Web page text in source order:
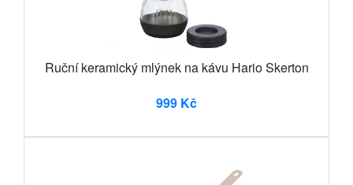
Ruční keramický mlýnek na kávu Hario Skerton
999 Kč